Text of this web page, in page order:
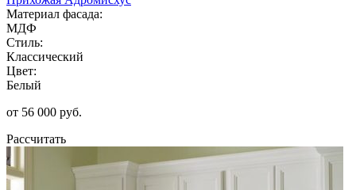
Материал фасада:
МДФ
Стиль:
Классический
Цвет:
Белый
от 56 000 руб.
Рассчитать